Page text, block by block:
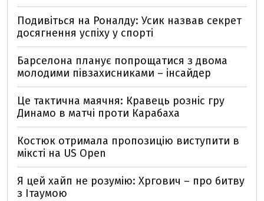
Подивіться на Роналду: Усик назвав секрет
досягнення успіху у спорті
Барселона планує попрощатися з двома
молодими півзахисниками – інсайдер
Це тактична маячня: Кравець розніс гру
Динамо в матчі проти Карабаха
Костюк отримала пропозицію виступити в
міксті на US Open
Я цей хайп не розумію: Хргович – про битву
з Ітаумою